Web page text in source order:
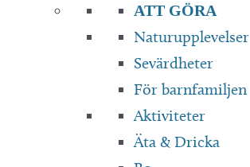
ATT GÖRA
Naturupplevelser
Sevärdheter
För barnfamiljen
Aktiviteter
Äta & Dricka